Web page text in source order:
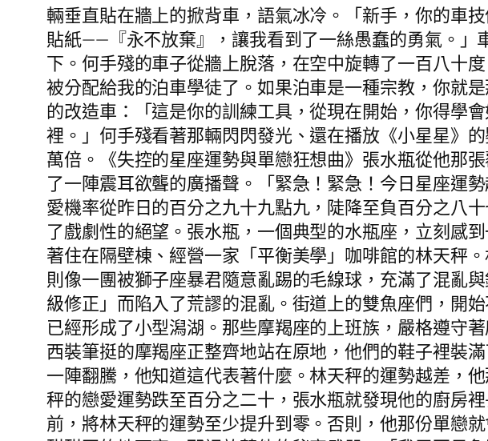
輛垂直貼在牆上的掀背車，語氣冰冷。「新手，你的車
貼紙——『永不放棄』，讓我看到了一絲愚蠢的勇氣。
下。何手殘的車子從牆上脫落，在空中旋轉了一百八十
被分配給我的泊車學徒了。如果泊車是一種宗教，你就
的改造車：「這是你的訓練工具，從現在開始，你得學
裡。」何手殘看著那輛閃閃發光、還在播放《小星星》
萬倍。《失控的星座運勢與單戀狂想曲》張水瓶從他那
了一陣震耳欲聾的廣播聲。「緊急！緊急！今日星座運
愛機率從昨日的百分之九十九點九，陡降至負百分之八
了戲劇性的絕望。張水瓶，一個典型的水瓶座，立刻感
著住在隔壁棟、經營一家「平衡美學」咖啡館的林天秤
則像一團被獅子座暴君隨意亂踢的毛線球，充滿了混亂
級修正」而陷入了荒謬的混亂。街道上的雙魚座們，開
已經形成了小型潟湖。那些摩羯座的上班族，嚴格遵守
西裝筆挺的摩羯座正整齊地站在原地，他們的鞋子裡裝
一陣翻騰，他知道這代表著什麼。林天秤的運勢越差，
秤的戀愛運勢跌至百分之二十，張水瓶就發現他的廚房
前，將林天秤的運勢至少提升到零。否則，他那份單戀